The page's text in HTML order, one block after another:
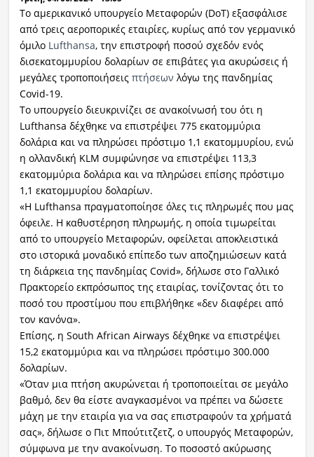
Το αμερικανικό υπουργείο Μεταφορών (DoT) εξασφάλισε
από τρεις αεροπορικές εταιρίες, κυρίως από τον γερμανικό
όμιλο Lufthansa, την επιστροφή ποσού σχεδόν ενός
δισεκατομμυρίου δολαρίων σε επιβάτες για ακυρώσεις ή
μεγάλες τροποποιήσεις πτήσεων λόγω της πανδημίας
Covid-19.
Το υπουργείο διευκρινίζει σε ανακοίνωσή του ότι η
Lufthansa δέχθηκε να επιστρέψει 775 εκατομμύρια
δολάρια και να πληρώσει πρόστιμο 1,1 εκατομμυρίου, ενώ
η ολλανδική KLM συμφώνησε να επιστρέψει 113,3
εκατομμύρια δολάρια και να πληρώσει επίσης πρόστιμο
1,1 εκατομμυρίου δολαρίων.
«Η Lufthansa πραγματοποίησε όλες τις πληρωμές που μας
όφειλε. Η καθυστέρηση πληρωμής, η οποία τιμωρείται
από το υπουργείο Μεταφορών, οφείλεται αποκλειστικά
στο ιστορικά μοναδικό επίπεδο των αποζημιώσεων κατά
τη διάρκεια της πανδημίας Covid», δήλωσε στο Γαλλικό
Πρακτορείο εκπρόσωπος της εταιρίας, τονίζοντας ότι το
ποσό του προστίμου που επιβλήθηκε «δεν διαφέρει από
τον κανόνα».
Επίσης, η South African Airways δέχθηκε να επιστρέψει
15,2 εκατομμύρια και να πληρώσει πρόστιμο 300.000
δολαρίων.
«Όταν μια πτήση ακυρώνεται ή τροποποιείται σε μεγάλο
βαθμό, δεν θα είστε αναγκασμένοι να πρέπει να δώσετε
μάχη με την εταιρία για να σας επιστραφούν τα χρήματά
σας», δήλωσε ο Πιτ Μπούτιτζετζ, ο υπουργός Μεταφορών,
σύμφωνα με την ανακοίνωση. Το ποσοστό ακύρωσης